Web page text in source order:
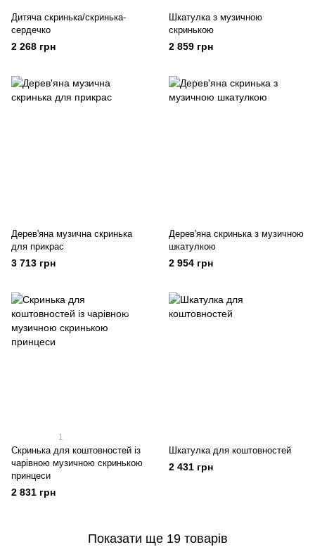
Дитяча скринька/скринька-
сердечко
2 268 грн
Шкатулка з музичною
скринькою
2 859 грн
Дерев'яна музична скринька
для прикрас
3 713 грн
Дерев'яна скринька з музичною
шкатулкою
2 954 грн
1
Скринька для коштовностей із
чарівною музичною скринькою
принцеси
2 831 грн
Шкатулка для коштовностей
2 431 грн
Показати ще 19 товарів